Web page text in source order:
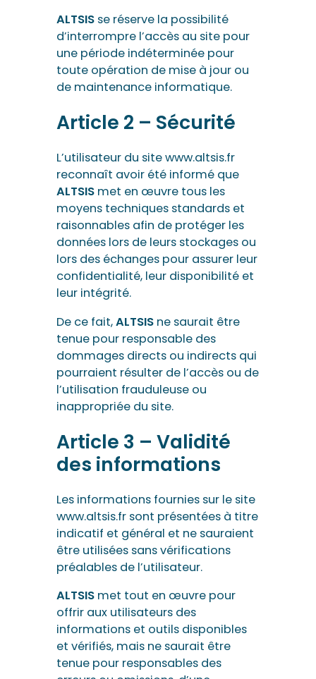
ALTSIS se réserve la possibilité
d’interrompre l’accès au site pour
une période indéterminée pour
toute opération de mise à jour ou
de maintenance informatique.
Article 2 – Sécurité
L’utilisateur du site www.altsis.fr
reconnaît avoir été informé que
ALTSIS met en œuvre tous les
moyens techniques standards et
raisonnables afin de protéger les
données lors de leurs stockages ou
lors des échanges pour assurer leur
confidentialité, leur disponibilité et
leur intégrité.
De ce fait,ALTSIS ne saurait être
tenue pour responsable des
dommages directs ou indirects qui
pourraient résulter de l’accès ou de
l’utilisation frauduleuse ou
inappropriée du site.
Article 3 – Validité
des informations
Les informations fournies sur le site
www.altsis.fr sont présentées à titre
indicatif et général et ne sauraient
être utilisées sans vérifications
préalables de l’utilisateur.
ALTSIS met tout en œuvre pour
offrir aux utilisateurs des
informations et outils disponibles
et vérifiés, mais ne saurait être
tenue pour responsables des